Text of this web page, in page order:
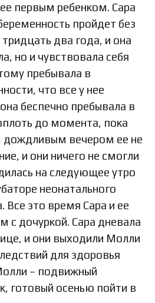
первым ребенком. Сара
пройдет без
два года, и она
но и чувствовала себя
пребывала в
что все у нее
беспечно пребывала в
до момента, пока
дождливым вечером ее не
и они ничего не смогли
на следующее утро
неонатального
Все это время Сара и ее
с дочуркой. Сара дневала
и они выходили Молли
для здоровья
– подвижный
готовый осенью пойти в